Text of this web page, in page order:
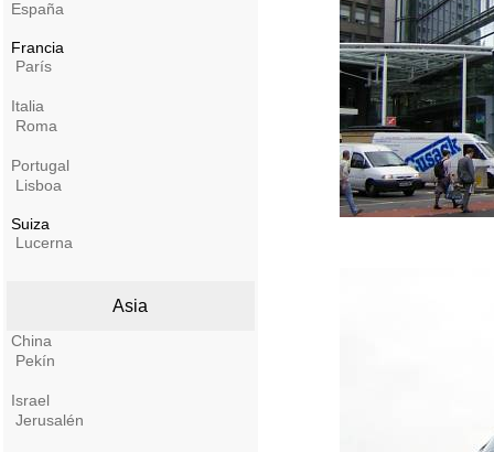
España
Francia
París
Italia
Roma
Portugal
Lisboa
Suiza
Lucerna
Asia
China
Pekín
Israel
Jerusalén